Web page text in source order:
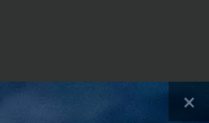
×